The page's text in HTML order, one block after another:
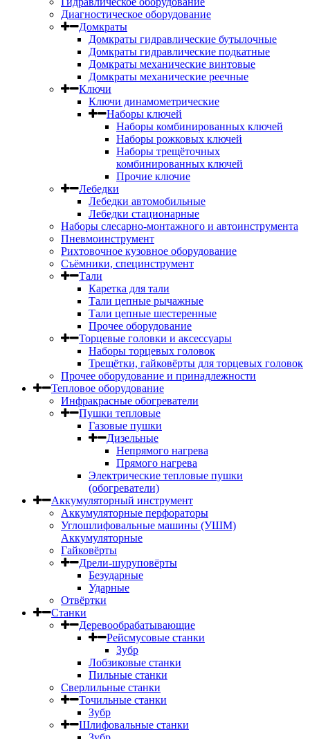
Диагностическое оборудование
Домкраты
Домкраты гидравлические бутылочные
Домкраты гидравлические подкатные
Домкраты механические винтовые
Домкраты механические реечные
Ключи
Ключи динамометрические
Наборы ключей
Наборы комбинированных ключей
Наборы рожковых ключей
Наборы трещёточных
комбинированных ключей
Прочие ключие
Лебедки
Лебедки автомобильные
Лебедки стационарные
Наборы слесарно-монтажного и автоинструмента
Пневмоинструмент
Рихтовочное кузовное оборудование
Съёмники, специнструмент
Тали
Каретка для тали
Тали цепные рычажные
Тали цепные шестеренные
Прочее оборудование
Торцевые головки и аксессуары
Наборы торцевых головок
Трещётки, гайковёрты для торцевых головок
Прочее оборудование и принадлежности
Тепловое оборудование
Инфракрасные обогреватели
Пушки тепловые
Газовые пушки
Дизельные
Непрямого нагрева
Прямого нагрева
Электрические тепловые пушки
(обогреватели)
Аккумуляторный инструмент
Аккумуляторные перфораторы
Углошлифовальные машины (УШМ)
Аккумуляторные
Гайковёрты
Дрели-шуруповёрты
Безударные
Ударные
Отвёртки
Станки
Деревообрабатывающие
Рейсмусовые станки
Зубр
Лобзиковые станки
Пильные станки
Сверлильные станки
Точильные станки
Зубр
Шлифовальные станки